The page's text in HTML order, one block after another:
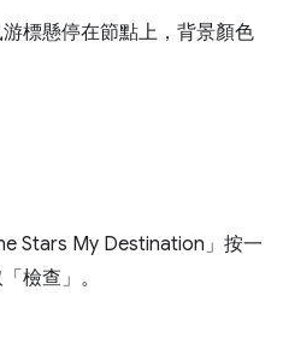
標懸停在節點上，背景顏色
Stars My Destination」 按一
檢查」 。